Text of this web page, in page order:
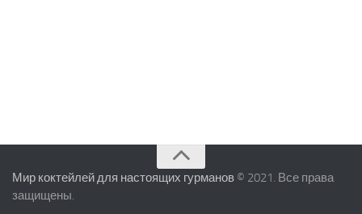
Мир коктейлей для настоящих гурманов © 2021. Все права
защищены.